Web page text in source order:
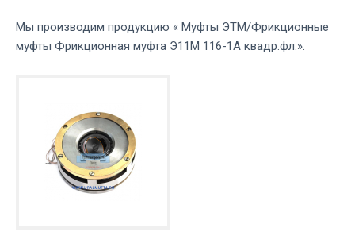
Мы производим продукцию « Муфты ЭТМ/Фрикционные
муфты Фрикционная муфта Э11М 116-1А квадр.фл.».